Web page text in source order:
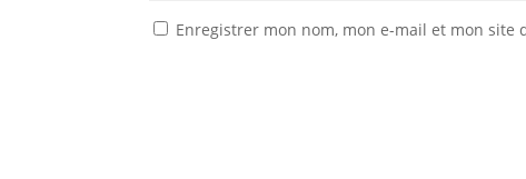
Enregistrer mon nom, mon e-mail et mon